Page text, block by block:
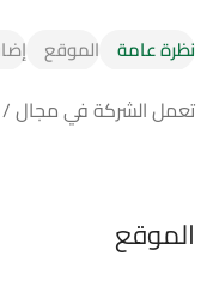
نظرة عامة الموقع
تعمل الشركة في مجال /
الموقع